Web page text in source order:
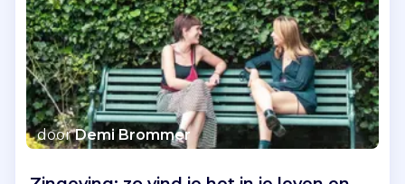
doorDemi Brommer